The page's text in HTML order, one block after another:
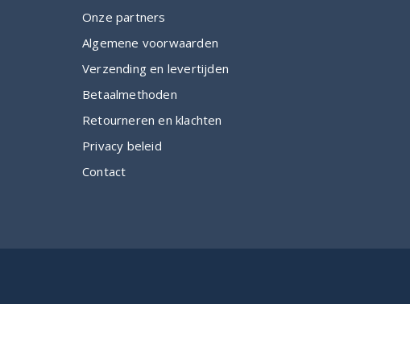
Onze partners
Algemene voorwaarden
Verzending en levertijden
Betaalmethoden
Retourneren en klachten
Privacy beleid
Contact